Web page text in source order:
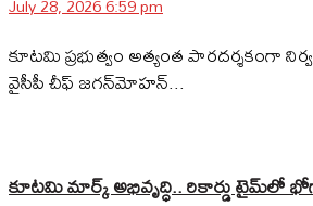
కూటమి ప్రభుత్వం అత్యంత పారదర్శకంగా
వైసీపీ చీఫ్ జగన్‌మోహన్...
కూటమి మార్క్ అభివృద్ధి.. రికార్డు